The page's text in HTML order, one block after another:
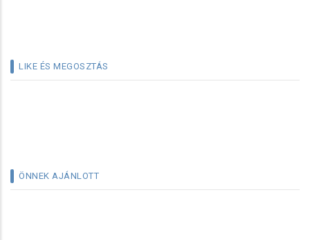
LIKE ÉS MEGOSZTÁS
ÖNNEK AJÁNLOTT